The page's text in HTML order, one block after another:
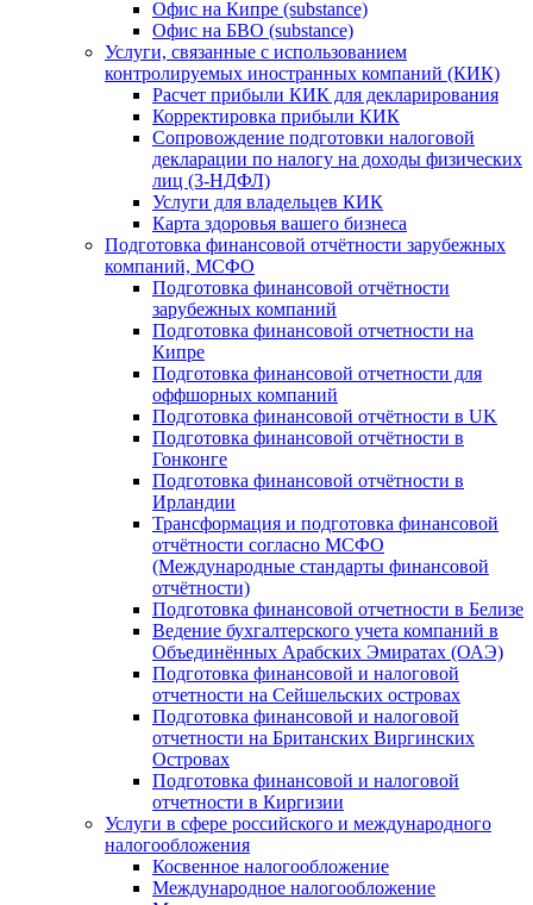
Офис на Кипре (substance)
Офис на БВО (substance)
Услуги, связанные с использованием
контролируемых иностранных компаний (КИК)
Расчет прибыли КИК для декларирования
Корректировка прибыли КИК
Сопровождение подготовки налоговой
декларации по налогу на доходы физических
лиц (3-НДФЛ)
Услуги для владельцев КИК
Карта здоровья вашего бизнеса
Подготовка финансовой отчётности зарубежных
компаний, МСФО
Подготовка финансовой отчётности
зарубежных компаний
Подготовка финансовой отчетности на
Кипре
Подготовка финансовой отчетности для
оффшорных компаний
Подготовка финансовой отчётности в UK
Подготовка финансовой отчётности в
Гонконге
Подготовка финансовой отчётности в
Ирландии
Трансформация и подготовка финансовой
отчётности согласно МСФО
(Международные стандарты финансовой
отчётности)
Подготовка финансовой отчетности в Белизе
Ведение бухгалтерского учета компаний в
Объединённых Арабских Эмиратах (ОАЭ)
Подготовка финансовой и налоговой
отчетности на Сейшельских островах
Подготовка финансовой и налоговой
отчетности на Британских Виргинских
Островах
Подготовка финансовой и налоговой
отчетности в Киргизии
Услуги в сфере российского и международного
налогообложения
Косвенное налогообложение
Международное налогообложение